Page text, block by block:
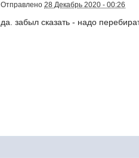
Отправлено28 Декабрь 2020 - 00:26
да. забыл сказать - надо